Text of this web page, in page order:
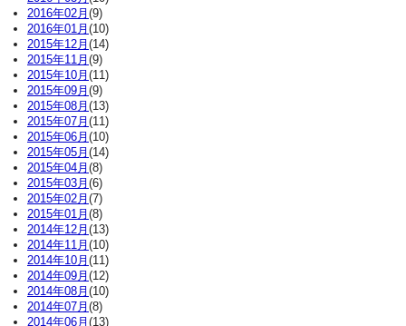
2016年02月(9)
2016年01月(10)
2015年12月(14)
2015年11月(9)
2015年10月(11)
2015年09月(9)
2015年08月(13)
2015年07月(11)
2015年06月(10)
2015年05月(14)
2015年04月(8)
2015年03月(6)
2015年02月(7)
2015年01月(8)
2014年12月(13)
2014年11月(10)
2014年10月(11)
2014年09月(12)
2014年08月(10)
2014年07月(8)
2014年06月(13)